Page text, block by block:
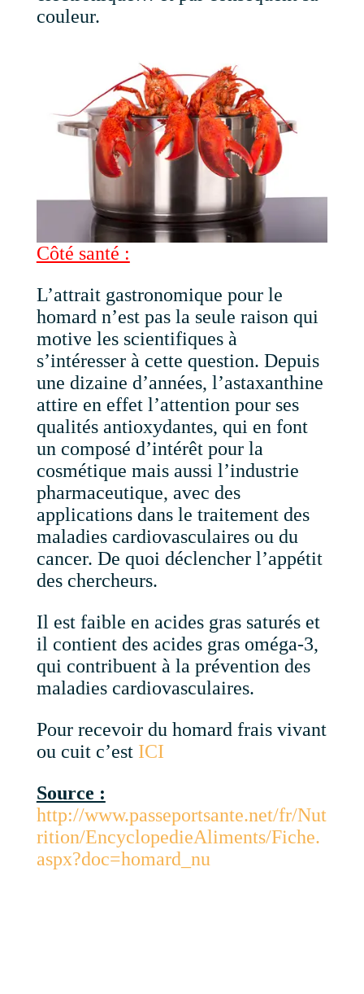
couleur.
Côté santé :
L’attrait gastronomique pour le
homard n’est pas la seule raison qui
motive les scientifiques à
s’intéresser à cette question. Depuis
une dizaine d’années, l’astaxanthine
attire en effet l’attention pour ses
qualités antioxydantes, qui en font
un composé d’intérêt pour la
cosmétique mais aussi l’industrie
pharmaceutique, avec des
applications dans le traitement des
maladies cardiovasculaires ou du
cancer. De quoi déclencher l’appétit
des chercheurs.
Il est faible en acides gras saturés et
il contient des acides gras oméga-3,
qui contribuent à la prévention des
maladies cardiovasculaires.
Pour recevoir du homard frais vivant
ou cuit c’est ICI
Source :
http://www.passeportsante.net/fr/Nut
rition/EncyclopedieAliments/Fiche.
aspx?doc=homard_nu